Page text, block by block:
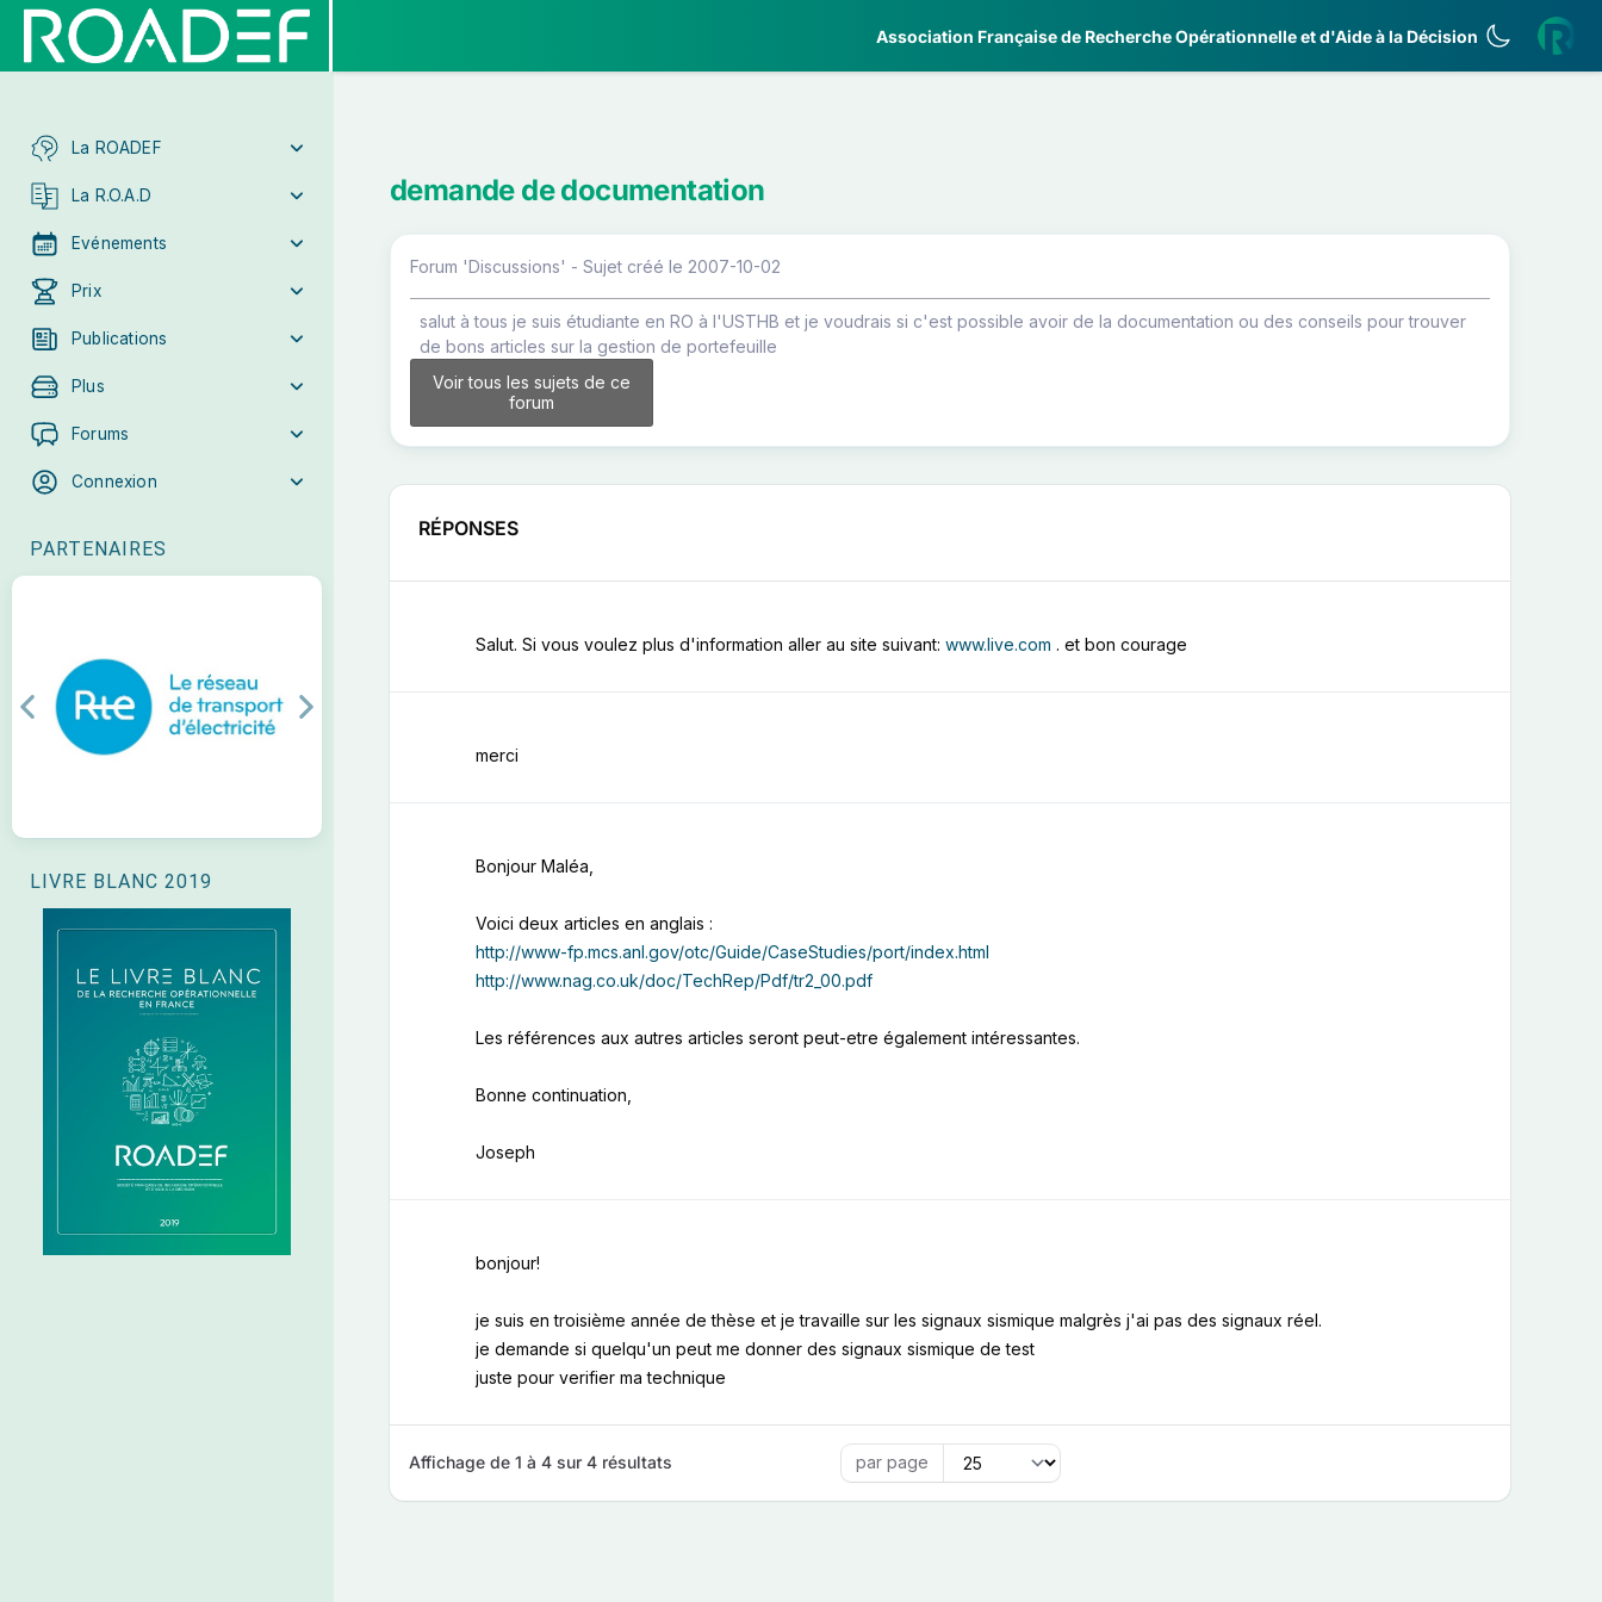
La ROADEF
La R.O.A.D
Evénements
Prix
Publications
Plus
Forums
Connexion
PARTENAIRES
Previous Next
LIVRE BLANC 2019
Association Française de Recherche Opérationnelle et d'Aide à la Décision
demande de documentation
Forum 'Discussions' - Sujet créé le 2007-10-02
salut à tous je suis étudiante en RO à l'USTHB et je voudrais si c'est possible avoir de la documentation ou des conseils pour trouver
de bons articles sur la gestion de portefeuille
Voir tous les sujets de ce
forum
RÉPONSES
Salut. Si vous voulez plus d'information aller au site suivant: www.live.com . et bon courage
merci
Bonjour Maléa,
Voici deux articles en anglais :
http://www-fp.mcs.anl.gov/otc/Guide/CaseStudies/port/index.html
http://www.nag.co.uk/doc/TechRep/Pdf/tr2_00.pdf
Les références aux autres articles seront peut-etre également intéressantes.
Bonne continuation,
Joseph
bonjour!
je suis en troisième année de thèse et je travaille sur les signaux sismique malgrès j'ai pas des signaux réel.
je demande si quelqu'un peut me donner des signaux sismique de test
juste pour verifier ma technique
Affichage de 1 à 4 sur 4 résultats par page